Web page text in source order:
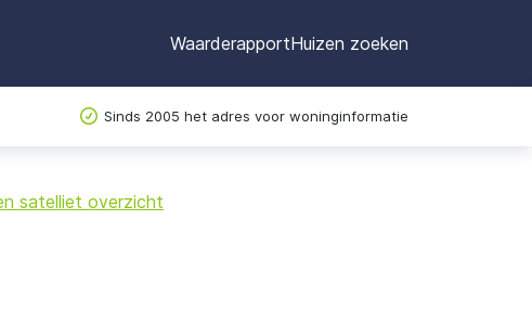
WaarderapportHuizen zoeken
Sinds 2005 het adres voor woninginformatie
satelliet overzicht